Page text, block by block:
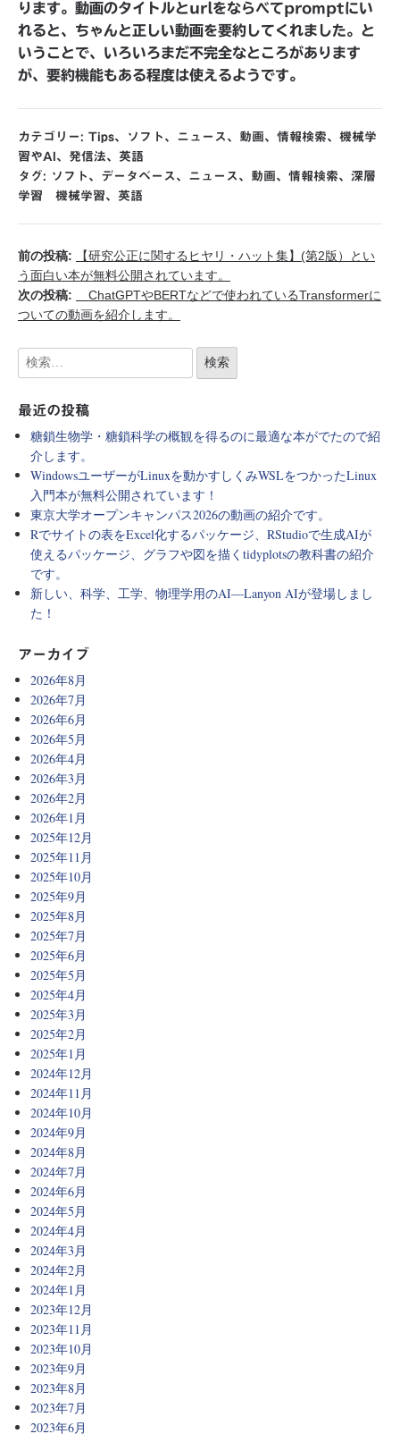
ります。動画のタイトルとurlをならべてpromptにい
れると、ちゃんと正しい動画を要約してくれました。と
いうことで、いろいろまだ不完全なところがあります
が、要約機能もある程度は使えるようです。
カテゴリー: Tips、 ソフト 、 ニュース 、 動画、 情報検索、 機械学
習やAI 、 発信法、 英語
タグ: ソフト 、 データベース 、 ニュース 、 動画、 情報検索、 深層
学習 機械学習、 英語
前の投稿:
【研究公正に関するヒヤリ・ハット集】(第2版）とい
う面白い本が無料公開されています。
次の投稿:
ChatGPTやBERTなどで使われているTransformerに
ついての動画を紹介します。
最近の投稿
糖鎖生物学・糖鎖科学の概観を得るのに最適な本がでたので紹
介します。
WindowsユーザーがLinuxを動かすしくみWSLをつかったLinux
入門本が無料公開されています！
東京大学オープンキャンパス2026の動画の紹介です。
Rでサイトの表をExcel化するパッケージ、RStudioで生成AIが
使えるパッケージ、グラフや図を描くtidyplotsの教科書の紹介
です。
新しい、科学、工学、物理学用のAI―Lanyon AIが登場しまし
た！
アーカイブ
2026年8月
2026年7月
2026年6月
2026年5月
2026年4月
2026年3月
2026年2月
2026年1月
2025年12月
2025年11月
2025年10月
2025年9月
2025年8月
2025年7月
2025年6月
2025年5月
2025年4月
2025年3月
2025年2月
2025年1月
2024年12月
2024年11月
2024年10月
2024年9月
2024年8月
2024年7月
2024年6月
2024年5月
2024年4月
2024年3月
2024年2月
2024年1月
2023年12月
2023年11月
2023年10月
2023年9月
2023年8月
2023年7月
2023年6月